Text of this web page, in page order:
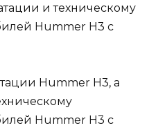
и техническому
Hummer H3 с
Hummer H3, а
Hummer H3 с